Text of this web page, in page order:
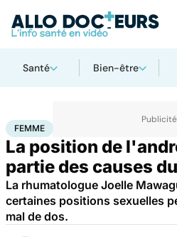
Santé Bien-être
AccueilSanté Bobos du quotidien Femme
FEMME
La position de
partie des causes
La rhumatologue Joelle
certaines positions sexuelles
mal de dos.